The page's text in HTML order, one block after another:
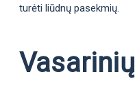
turėti liūdnų pasekmių.
Vasarinių